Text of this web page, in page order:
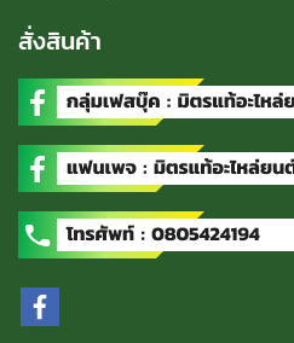
สั่งสินค้า